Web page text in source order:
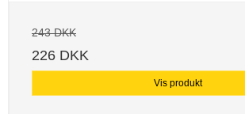
243 DKK
226 DKK
Vis produkt